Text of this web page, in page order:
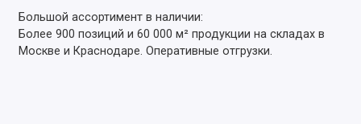
Большой ассортимент в наличии:
Более 900 позиций и 60 000 м² продукции на складах в
Москве и Краснодаре. Оперативные отгрузки.